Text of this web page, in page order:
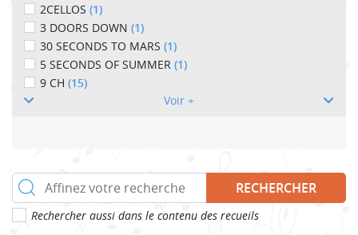
2CELLOS (1)
3 DOORS DOWN (1)
30 SECONDS TO MARS (1)
5 SECONDS OF SUMMER (1)
9 CH (15)
Voir +
RECHERCHER
Rechercher aussi dans le contenu des recueils